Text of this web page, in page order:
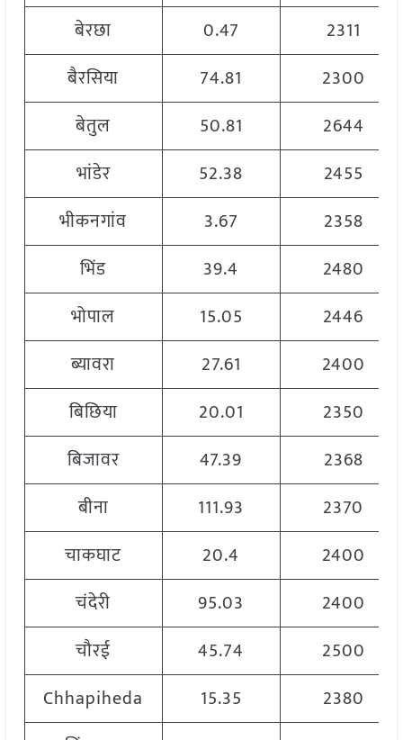
बेरछा
0.47
2311
बैरसिया
74.81
2300
बेतुल
50.81
2644
भांडेर
52.38
2455
भीकनगांव
3.67
2358
भिंड
39.4
2480
भोपाल
15.05
2446
ब्यावरा
27.61
2400
बिछिया
20.01
2350
बिजावर
47.39
2368
बीना
111.93
2370
चाकघाट
20.4
2400
चंदेरी
95.03
2400
चौरई
45.74
2500
Chhapiheda
15.35
2380